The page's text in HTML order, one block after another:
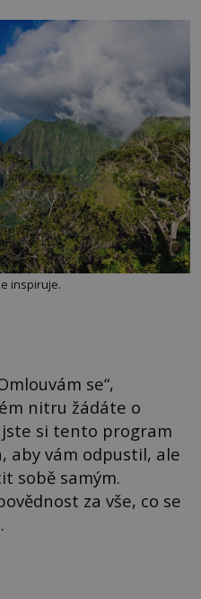
inspiruje.
se“,
nitru žádáte o
si tento program
aby vám odpustil, ale
sobě samým.
za vše, co se